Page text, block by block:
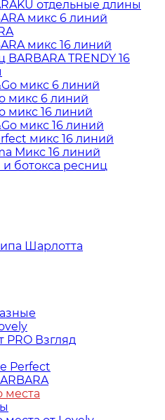
отдельные длины
микс 6 линий
микс 16 линий
TRENDY 16
микс 6 линий
микс 6 линий
микс 16 линий
микс 16 линий
микс 16 линий
Микс 16 линий
ботокса ресниц
Шарлотта
PRO Взгляд
Perfect
места